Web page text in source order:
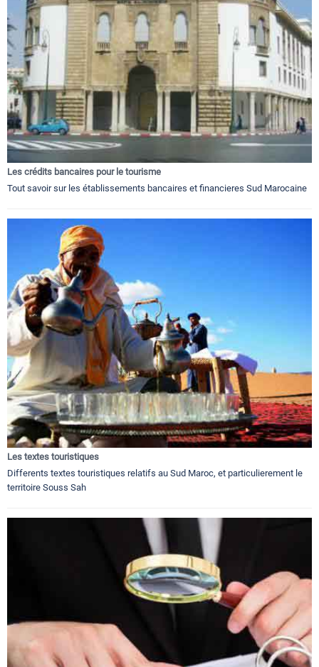
Les crédits bancaires pour le tourisme
Tout savoir sur les établissements bancaires et financieres Sud Marocaine
Les textes touristiques
Differents textes touristiques relatifs au Sud Maroc, et particulierement le
territoire Souss Sah